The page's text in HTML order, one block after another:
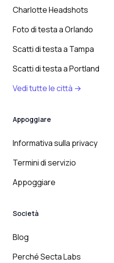
Charlotte Headshots
Foto di testa a Orlando
Scatti di testa a Tampa
Scatti di testa a Portland
Vedi tutte le città →
Appoggiare
Informativa sulla privacy
Termini di servizio
Appoggiare
Società
Blog
Perché Secta Labs